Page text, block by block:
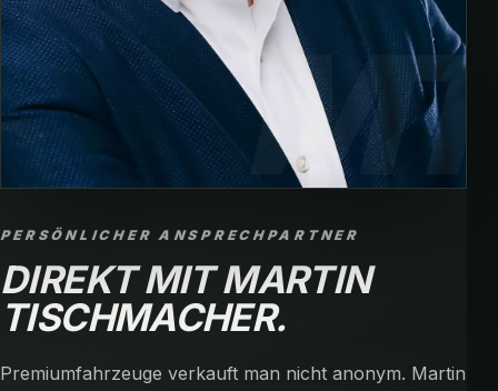
PERSÖNLICHER ANSPRECHPARTNER
DIREKT MIT MARTIN
TISCHMACHER.
Premiumfahrzeuge verkauft man nicht anonym. Martin